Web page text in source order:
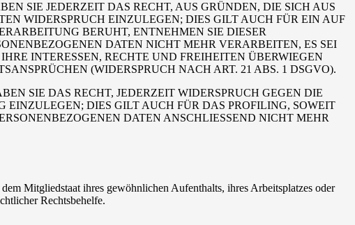
SIE JEDERZEIT DAS RECHT, AUS GRÜNDEN, DIE SICH AUS
WIDERSPRUCH EINZULEGEN; DIES GILT AUCH FÜR EIN AUF
BERUHT, ENTNEHMEN SIE DIESER
DATEN NICHT MEHR VERARBEITEN, ES SEI
INTERESSEN, RECHTE UND FREIHEITEN ÜBERWIEGEN
(WIDERSPRUCH NACH ART. 21 ABS. 1 DSGVO).
SIE DAS RECHT, JEDERZEIT WIDERSPRUCH GEGEN DIE
EINZULEGEN; DIES GILT AUCH FÜR DAS PROFILING, SOWEIT
DATEN ANSCHLIESSEND NICHT MEHR
Mitgliedstaat ihres gewöhnlichen Aufenthalts, ihres Arbeitsplatzes oder
Rechtsbehelfe.